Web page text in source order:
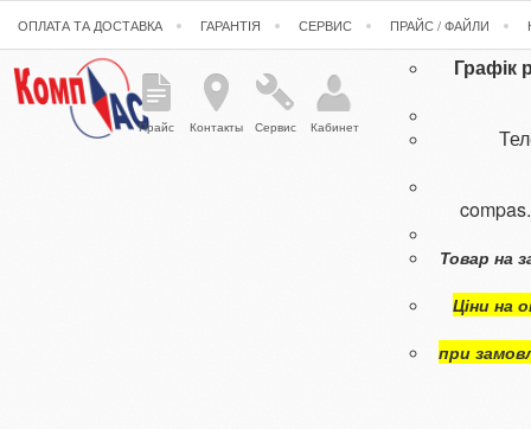
ОПЛАТА ТА ДОСТАВКА ГАРАНТІЯ СЕРВИС ПРАЙС / ФАЙЛИ
Прайс Контакты Сервис Кабинет
Графік
Товар на
Ціни на
при